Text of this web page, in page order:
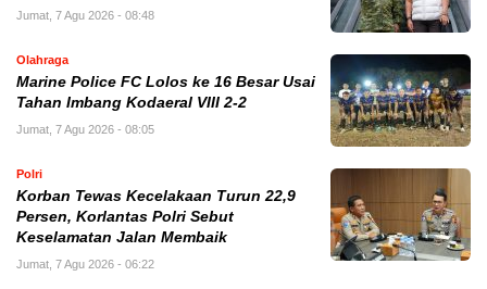
Jumat, 7 Agu 2026 - 08:48
Olahraga
Marine Police FC Lolos ke 16 Besar Usai
Tahan Imbang Kodaeral VIII 2-2
Jumat, 7 Agu 2026 - 08:05
Polri
Korban Tewas Kecelakaan Turun 22,9
Persen, Korlantas Polri Sebut
Keselamatan Jalan Membaik
Jumat, 7 Agu 2026 - 06:22